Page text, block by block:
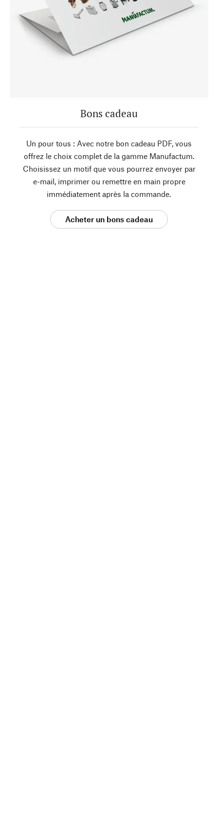
Bons cadeau
Un pour tous : Avec notre bon cadeau PDF, vous
offrez le choix complet de la gamme Manufactum.
Choisissez un motif que vous pourrez envoyer par
e-mail, imprimer ou remettre en main propre
immédiatement après la commande.
Acheter un bons cadeau